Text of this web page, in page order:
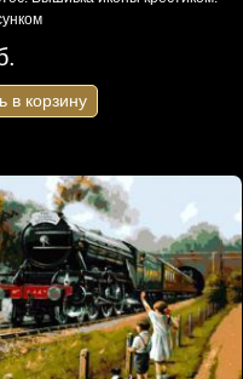
корзину
в корзину